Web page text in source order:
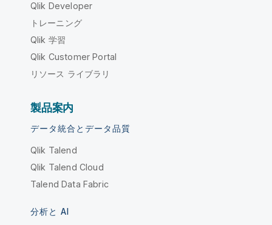
Qlik Developer
トレーニング
Qlik 学習
Qlik Customer Portal
リソース ライブラリ
製品案内
データ統合とデータ品質
Qlik Talend
Qlik Talend Cloud
Talend Data Fabric
分析と AI